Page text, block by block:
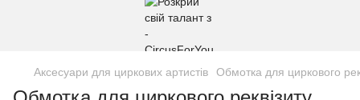
Аксесуари для циркових артистів Обмотка для циркового